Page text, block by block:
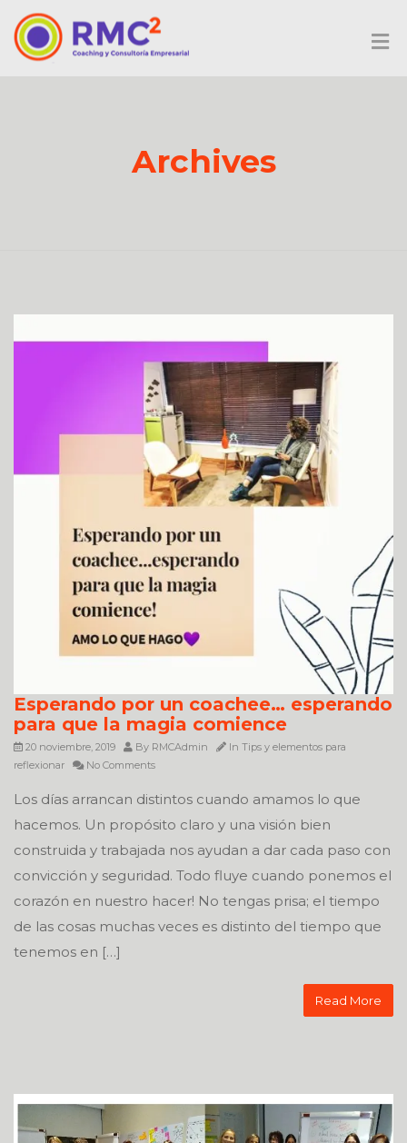
Archives
Esperando por un coachee… esperando
para que la magia comience
20 noviembre, 2019 By RMCAdmin In Tips y elementos para
reflexionar
No Comments
Los días arrancan distintos cuando amamos lo que
hacemos. Un propósito claro y una visión bien
construida y trabajada nos ayudan a dar cada paso con
convicción y seguridad. Todo fluye cuando ponemos el
corazón en nuestro hacer! No tengas prisa; el tiempo
de las cosas muchas veces es distinto del tiempo que
tenemos en […]
Read More